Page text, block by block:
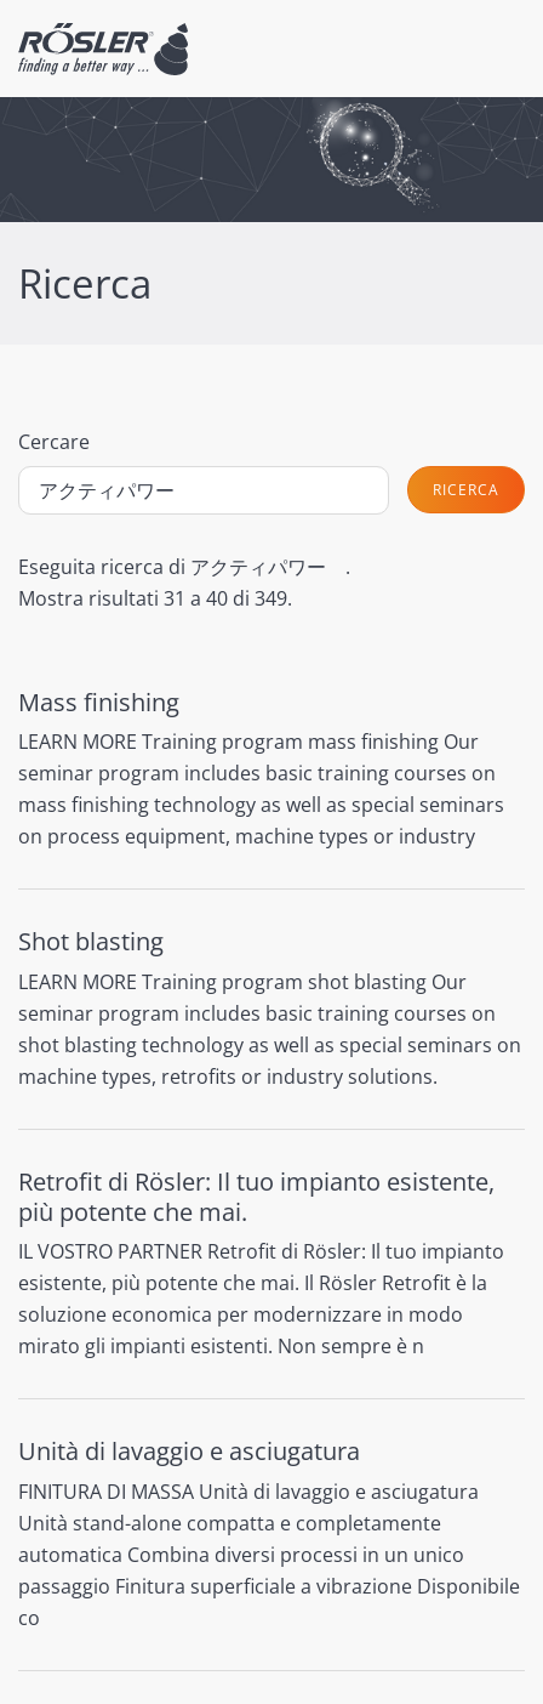
Ricerca
Cercare
RICERCA
Eseguita ricerca di アクティパワー .
Mostra risultati 31 a 40 di 349.
Mass finishing
LEARN MORE Training program mass finishing Our
seminar program includes basic training courses on
mass finishing technology as well as special seminars
on process equipment, machine types or industry
Shot blasting
LEARN MORE Training program shot blasting Our
seminar program includes basic training courses on
shot blasting technology as well as special seminars on
machine types, retrofits or industry solutions.
Retrofit di Rösler: Il tuo impianto esistente,
più potente che mai.
IL VOSTRO PARTNER Retrofit di Rösler: Il tuo impianto
esistente, più potente che mai. Il Rösler Retrofit è la
soluzione economica per modernizzare in modo
mirato gli impianti esistenti. Non sempre è n
Unità di lavaggio e asciugatura
FINITURA DI MASSA Unità di lavaggio e asciugatura
Unità stand-alone compatta e completamente
automatica Combina diversi processi in un unico
passaggio Finitura superficiale a vibrazione Disponibile
co